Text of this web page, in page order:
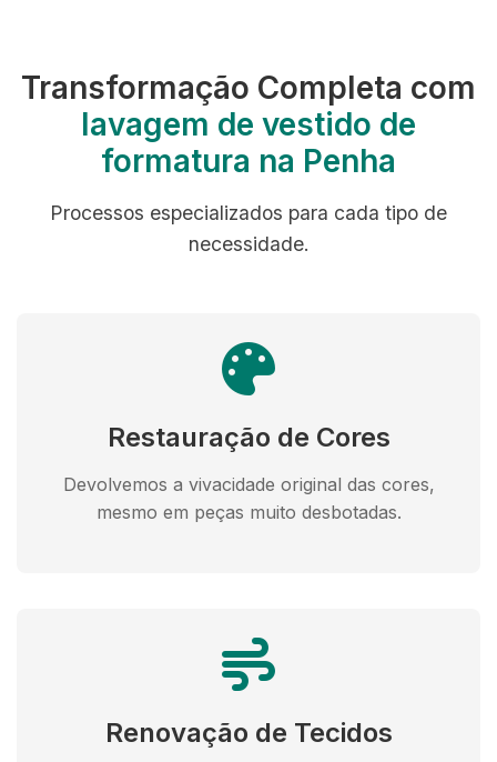
Transformação Completa com
lavagem de vestido de
formatura na Penha
Processos especializados para cada tipo de
necessidade.
Restauração de Cores
Devolvemos a vivacidade original das cores,
mesmo em peças muito desbotadas.
Renovação de Tecidos